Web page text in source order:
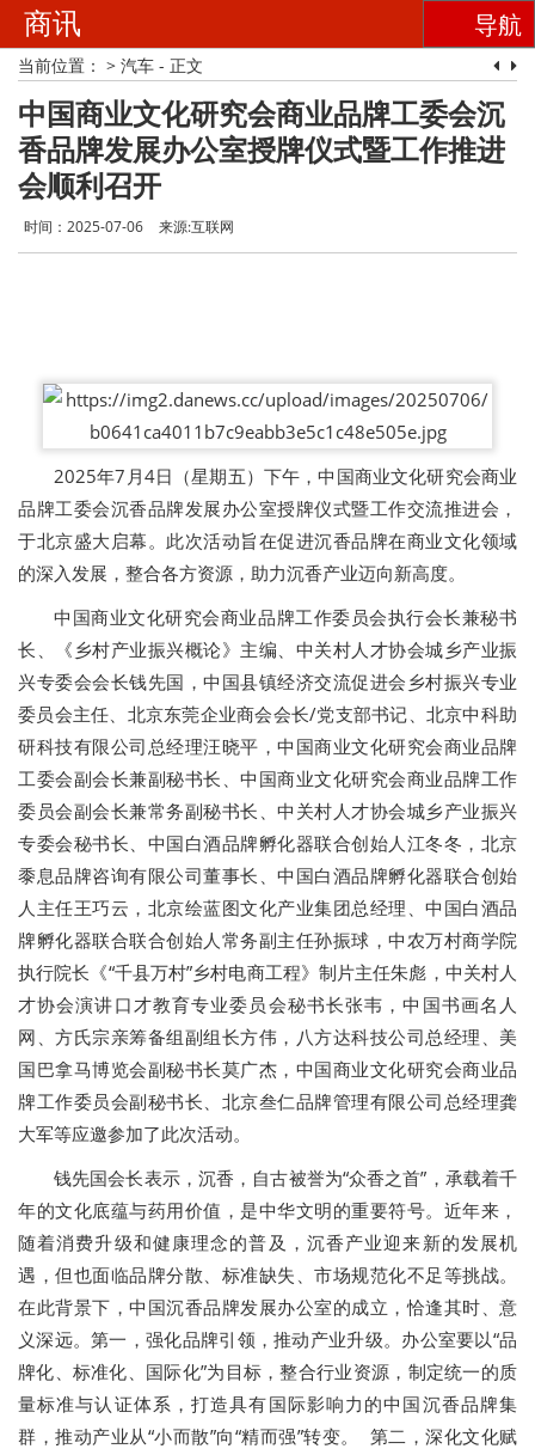
商讯 导航
当前位置： > 汽车 - 正文
中国商业文化研究会商业品牌工委会沉
香品牌发展办公室授牌仪式暨工作推进
会顺利召开
时间：2025-07-06 来源:互联网
2025年7月4日（星期五）下午，中国商业文化研究会商业
品牌工委会沉香品牌发展办公室授牌仪式暨工作交流推进会，
于北京盛大启幕。此次活动旨在促进沉香品牌在商业文化领域
的深入发展，整合各方资源，助力沉香产业迈向新高度。
中国商业文化研究会商业品牌工作委员会执行会长兼秘书
长、《乡村产业振兴概论》主编、中关村人才协会城乡产业振
兴专委会会长钱先国，中国县镇经济交流促进会乡村振兴专业
委员会主任、北京东莞企业商会会长/党支部书记、北京中科助
研科技有限公司总经理汪晓平，中国商业文化研究会商业品牌
工委会副会长兼副秘书长、中国商业文化研究会商业品牌工作
委员会副会长兼常务副秘书长、中关村人才协会城乡产业振兴
专委会秘书长、中国白酒品牌孵化器联合创始人江冬冬，北京
黍息品牌咨询有限公司董事长、中国白酒品牌孵化器联合创始
人主任王巧云，北京绘蓝图文化产业集团总经理、中国白酒品
牌孵化器联合联合创始人常务副主任孙振球，中农万村商学院
执行院长《“千县万村”乡村电商工程》制片主任朱彪，中关村人
才协会演讲口才教育专业委员会秘书长张韦，中国书画名人
网、方氏宗亲筹备组副组长方伟，八方达科技公司总经理、美
国巴拿马博览会副秘书长莫广杰，中国商业文化研究会商业品
牌工作委员会副秘书长、北京叁仁品牌管理有限公司总经理龚
大军等应邀参加了此次活动。
钱先国会长表示，沉香，自古被誉为“众香之首”，承载着千
年的文化底蕴与药用价值，是中华文明的重要符号。近年来，
随着消费升级和健康理念的普及，沉香产业迎来新的发展机
遇，但也面临品牌分散、标准缺失、市场规范化不足等挑战。
在此背景下，中国沉香品牌发展办公室的成立，恰逢其时、意
义深远。第一，强化品牌引领，推动产业升级。办公室要以“品
牌化、标准化、国际化”为目标，整合行业资源，制定统一的质
量标准与认证体系，打造具有国际影响力的中国沉香品牌集
群，推动产业从“小而散”向“精而强”转变。 第二，深化文化赋